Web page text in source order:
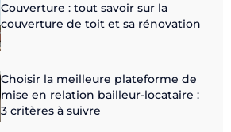
Couverture : tout savoir sur la
couverture de toit et sa rénovation
Choisir la meilleure plateforme de
mise en relation bailleur-locataire :
3 critères à suivre